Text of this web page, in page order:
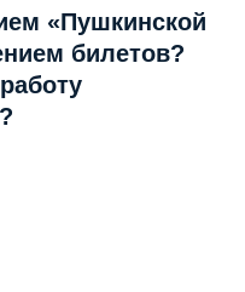
«Пушкинской
билетов?